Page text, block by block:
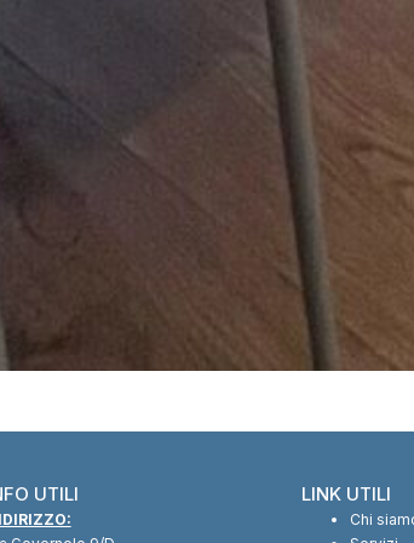
UTILI LINK UTILI
Chi